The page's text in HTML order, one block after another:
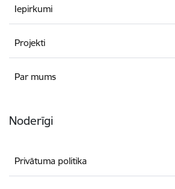
Iepirkumi
Projekti
Par mums
Noderīgi
Privātuma politika